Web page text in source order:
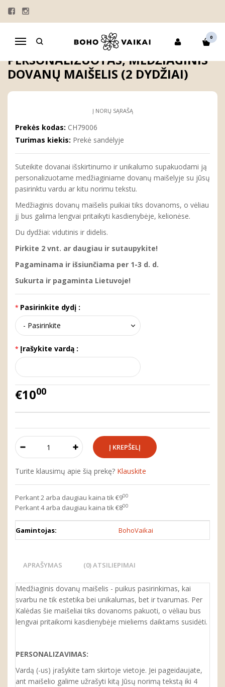
Navigacija
0
Pagrindinis
KOLEKCIJOS
Personalizuotas, medžiaginis dovanų maišelis (2 dydžiai)
PERSONALIZUOTAS, MEDŽIAGINIS
DOVANŲ MAIŠELIS (2 DYDŽIAI)
Į NORŲ SĄRAŠĄ
Prekės kodas: CH79006
Turimas kiekis: Prekė sandėlyje
Suteikite dovanai išskirtinumo ir unikalumo supakuodami ją
personalizuotame medžiaginiame dovanų maišelyje su jūsų
pasirinktu vardu ar kitu norimu tekstu.
Medžiaginis dovanų maišelis puikiai tiks dovanoms, o vėliau
jį bus galima lengvai pritaikyti kasdienybėje, kelionėse.
Du dydžiai: vidutinis ir didelis.
Pirkite 2 vnt. ar daugiau ir sutaupykite!
Pagaminama ir išsiunčiama per 1-3 d. d.
Sukurta ir pagaminta Lietuvoje!
Pasirinkite dydį :
Įrašykite vardą :
€1000
Turite klausimų apie šią prekę? Klauskite
Perkant 2 arba daugiau kaina tik €900
Perkant 4 arba daugiau kaina tik €800
Gamintojas: BohoVaikai
APRAŠYMAS (0) ATSILIEPIMAI
Medžiaginis dovanų maišelis - puikus pasirinkimas, kai
svarbu ne tik estetika bei unikalumas, bet ir tvarumas. Per
Kalėdas šie maišeliai tiks dovanoms pakuoti, o vėliau bus
lengvai pritaikomi kasdienybėje mieliems daiktams susidėti.
PERSONALIZAVIMAS:
Vardą (-us) įrašykite tam skirtoje vietoje. Jei pageidaujate,
ant maišelio galime užrašyti kitą Jūsų norimą tekstą iki 4